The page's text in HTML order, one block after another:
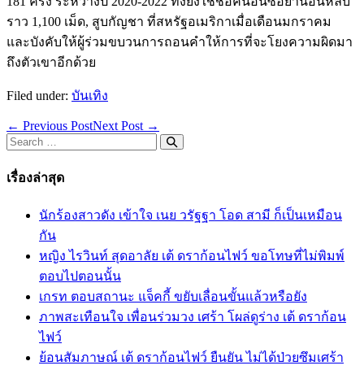
ราว 1,100 เม็ด, สูบกัญชา ที่สหรัฐอเมริกาเมื่อเดือนมกราคม
และบังคับให้ผู้ร่วมขบวนการถอนคำให้การที่จะโยงความผิดมา
ถึงตัวเขาอีกด้วย
Filed under: บันเทิง
Post
Navigation
← Previous PostNext Post →
Search
for:
เรื่องล่าสุด
นักร้องสาวดัง เข้าใจ เนย วรัฐฐา โอด สามี ก็เป็นเหมือน
กัน
หญิง ไรวินท์ สุดอาลัย เต้ ดราก้อนไฟว์ ขอโทษที่ไม่พิมพ์
ตอบไปตอนนั้น
เกรท ตอบสถานะ แจ็คกี้ ขยับเลื่อนขั้นแล้วหรือยัง
ภาพสะเทือนใจ เพื่อนร่วมวง เศร้า โผล่ดูร่าง เต้ ดราก้อน
ไฟว์
ย้อนสัมภาษณ์ เต้ ดราก้อนไฟว์ ยืนยัน ไม่ได้ป่วยซึมเศร้า